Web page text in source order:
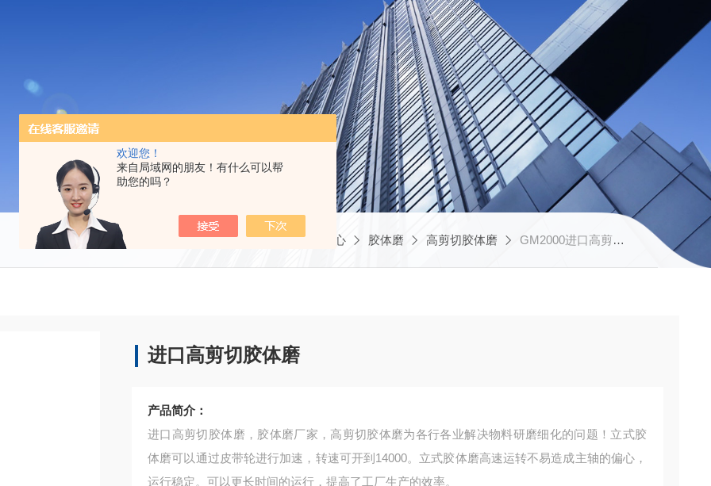
欢迎您！
来自局域网的朋友！有什么可以帮
助您的吗？
当前位置：首页 产品中心 胶体磨 高剪切胶体磨 GM2000进口高剪切胶体磨
进口高剪切胶体磨
产品简介：
进口高剪切胶体磨，胶体磨厂家，高剪切胶体磨为各行各业解决物料研磨细化的问题！立式胶
体磨可以通过皮带轮进行加速，转速可开到14000。立式胶体磨高速运转不易造成主轴的偏心，
运行稳定。可以更长时间的运行，提高了工厂生产的效率。